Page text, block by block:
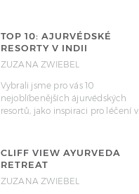
TOP 10: AJURVÉDSKÉ
RESORTY V INDII
ZUZANA ZWIEBEL
Vybrali jsme pro vás 10
nejoblíbenějších ájurvédských
resortů, jako inspiraci pro léčení v…
CLIFF VIEW AYURVEDA
RETREAT
ZUZANA ZWIEBEL